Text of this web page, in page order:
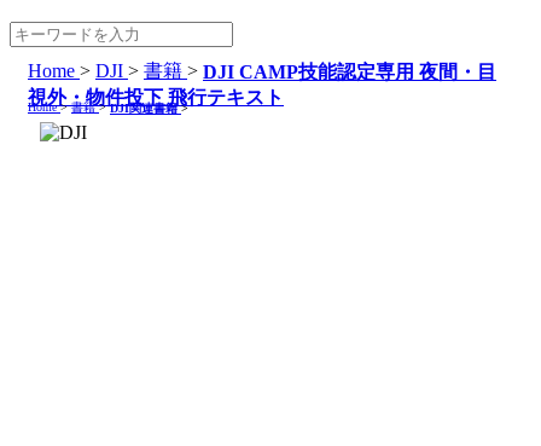
Home > DJI > 書籍 > DJI CAMP技能認定専用 夜間・目
視外・物件投下 飛行テキスト
Home >書籍 >DJI関連書籍 >